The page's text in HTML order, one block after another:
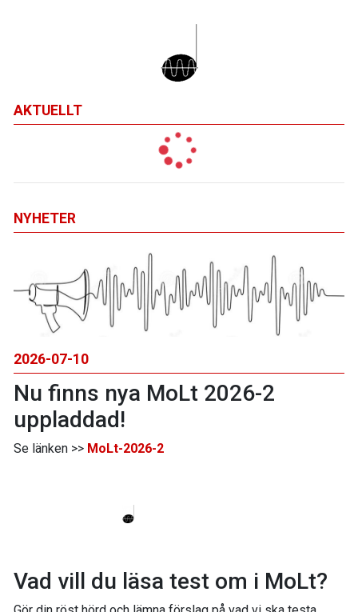
AKTUELLT
NYHETER
2026-07-10
Nu finns nya MoLt 2026-2
uppladdad!
Se länken >> MoLt-2026-2
Vad vill du läsa test om i MoLt?